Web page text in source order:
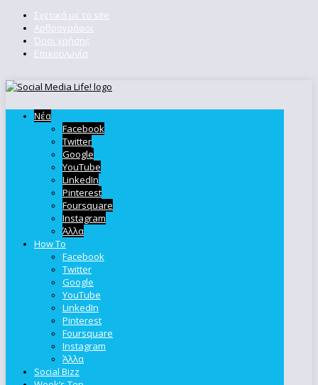
Σχετικά με το site
Αρθρογράφοι
Όροι χρήσης
Επικοινωνία
Νέα
Facebook
Twitter
Google
YouTube
LinkedIn
Pinterest
Foursquare
Instagram
Άλλα
How To
Facebook
Twitter
Google
YouTube
LinkedIn
Pinterest
Foursquare
Instagram
Άλλα
Social Bizz